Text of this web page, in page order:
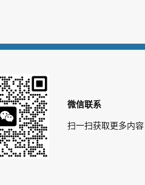
微信联系
扫一扫获取更多内容